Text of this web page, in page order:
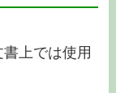
上では使用